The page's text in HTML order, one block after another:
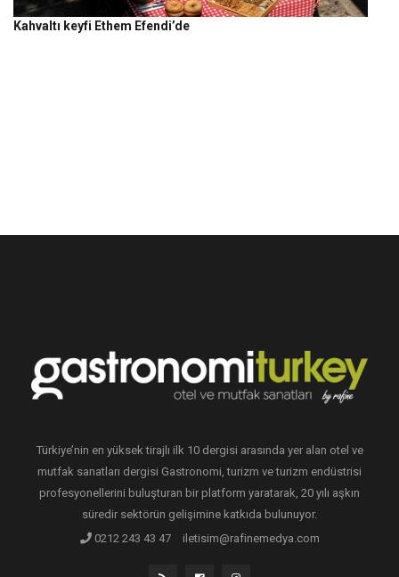
Kahvaltı keyfi Ethem Efendi’de
Türkiye’nin en yüksek tirajlı ilk 10 dergisi arasında yer alan otel ve
mutfak sanatları dergisi Gastronomi, turizm ve turizm endüstrisi
profesyonellerini buluşturan bir platform yaratarak, 20 yılı aşkın
süredir sektörün gelişimine katkıda bulunuyor.
0212 243 43 47
iletisim@rafinemedya.com